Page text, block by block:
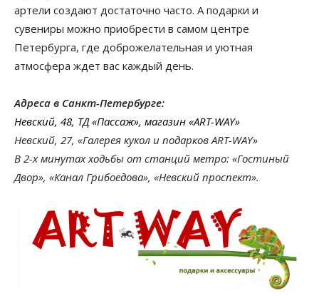
артели создают достаточно часто. А подарки и
сувениры можно приобрести в самом центре
Петербурга, где доброжелательная и уютная
атмосфера ждет вас каждый день.
Адреса в Санкт-Петербурге:
Невский, 48, ТД «Пассаж», магазин «ART-WAY»
Невский, 27, «Галерея кукол и подарков ART-WAY»
В 2-х минутах ходьбы от станций метро: «Гостиный
Двор», «Канал Грибоедова», «Невский проспект».